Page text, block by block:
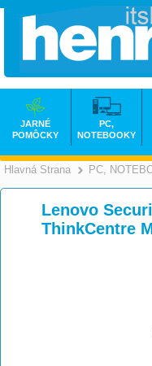
Hlavná Strana PC,
Lenovo
ThinkCentre
JARNÉ
POMÔCKY
PC,
NOTEBOOKY